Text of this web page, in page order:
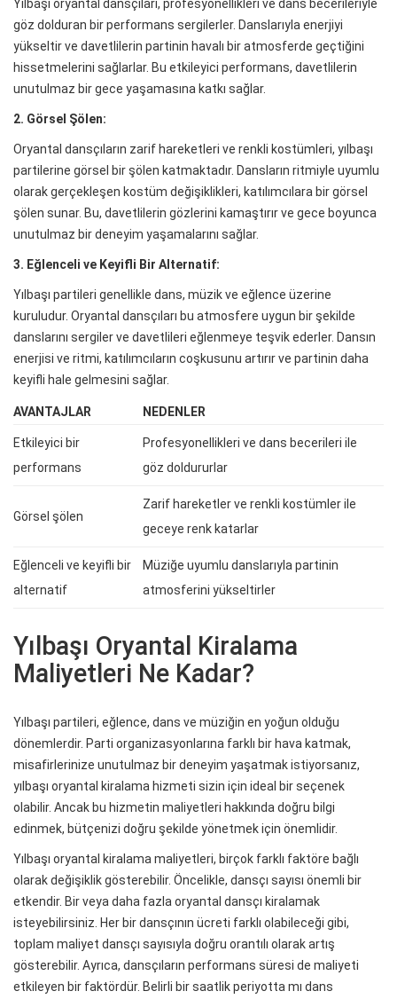
Yılbaşı oryantal dansçıları, profesyonellikleri ve dans becerileriyle
göz dolduran bir performans sergilerler. Danslarıyla enerjiyi
yükseltir ve davetlilerin partinin havalı bir atmosferde geçtiğini
hissetmelerini sağlarlar. Bu etkileyici performans, davetlilerin
unutulmaz bir gece yaşamasına katkı sağlar.
2. Görsel Şölen:
Oryantal dansçıların zarif hareketleri ve renkli kostümleri, yılbaşı
partilerine görsel bir şölen katmaktadır. Dansların ritmiyle uyumlu
olarak gerçekleşen kostüm değişiklikleri, katılımcılara bir görsel
şölen sunar. Bu, davetlilerin gözlerini kamaştırır ve gece boyunca
unutulmaz bir deneyim yaşamalarını sağlar.
3. Eğlenceli ve Keyifli Bir Alternatif:
Yılbaşı partileri genellikle dans, müzik ve eğlence üzerine
kuruludur. Oryantal dansçıları bu atmosfere uygun bir şekilde
danslarını sergiler ve davetlileri eğlenmeye teşvik ederler. Dansın
enerjisi ve ritmi, katılımcıların coşkusunu artırır ve partinin daha
keyifli hale gelmesini sağlar.
AVANTAJLAR NEDENLER
Etkileyici bir
performans
Profesyonellikleri ve dans becerileri ile
göz doldururlar
Görsel şölen
Zarif hareketler ve renkli kostümler ile
geceye renk katarlar
Eğlenceli ve keyifli bir
alternatif
Müziğe uyumlu danslarıyla partinin
atmosferini yükseltirler
Yılbaşı Oryantal Kiralama
Maliyetleri Ne Kadar?
Yılbaşı partileri, eğlence, dans ve müziğin en yoğun olduğu
dönemlerdir. Parti organizasyonlarına farklı bir hava katmak,
misafirlerinize unutulmaz bir deneyim yaşatmak istiyorsanız,
yılbaşı oryantal kiralama hizmeti sizin için ideal bir seçenek
olabilir. Ancak bu hizmetin maliyetleri hakkında doğru bilgi
edinmek, bütçenizi doğru şekilde yönetmek için önemlidir.
Yılbaşı oryantal kiralama maliyetleri, birçok farklı faktöre bağlı
olarak değişiklik gösterebilir. Öncelikle, dansçı sayısı önemli bir
etkendir. Bir veya daha fazla oryantal dansçı kiralamak
isteyebilirsiniz. Her bir dansçının ücreti farklı olabileceği gibi,
toplam maliyet dansçı sayısıyla doğru orantılı olarak artış
gösterebilir. Ayrıca, dansçıların performans süresi de maliyeti
etkileyen bir faktördür. Belirli bir saatlik periyotta mı dans